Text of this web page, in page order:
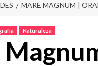
MARE MAGNUM |
Naturaleza